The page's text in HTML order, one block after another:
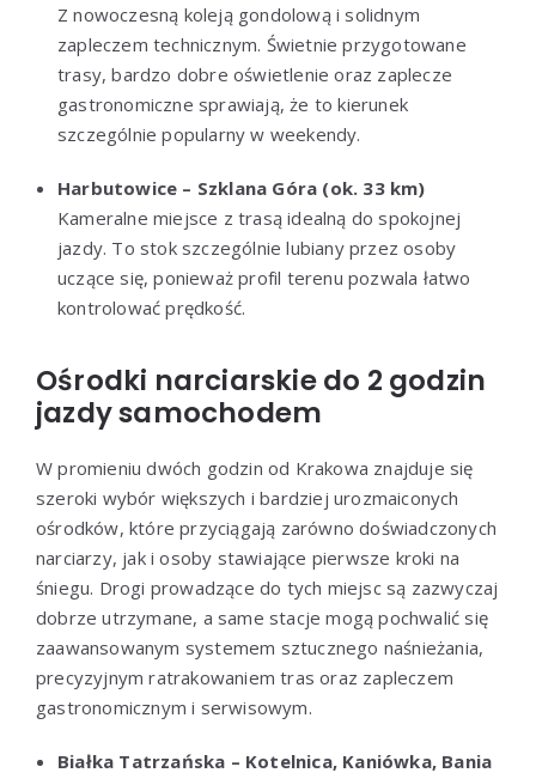
Z nowoczesną koleją gondolową i solidnym
zapleczem technicznym. Świetnie przygotowane
trasy, bardzo dobre oświetlenie oraz zaplecze
gastronomiczne sprawiają, że to kierunek
szczególnie popularny w weekendy.
Harbutowice – Szklana Góra (ok. 33 km)
Kameralne miejsce z trasą idealną do spokojnej
jazdy. To stok szczególnie lubiany przez osoby
uczące się, ponieważ profil terenu pozwala łatwo
kontrolować prędkość.
Ośrodki narciarskie do 2 godzin
jazdy samochodem
W promieniu dwóch godzin od Krakowa znajduje się
szeroki wybór większych i bardziej urozmaiconych
ośrodków, które przyciągają zarówno doświadczonych
narciarzy, jak i osoby stawiające pierwsze kroki na
śniegu. Drogi prowadzące do tych miejsc są zazwyczaj
dobrze utrzymane, a same stacje mogą pochwalić się
zaawansowanym systemem sztucznego naśnieżania,
precyzyjnym ratrakowaniem tras oraz zapleczem
gastronomicznym i serwisowym.
Białka Tatrzańska – Kotelnica, Kaniówka, Bania